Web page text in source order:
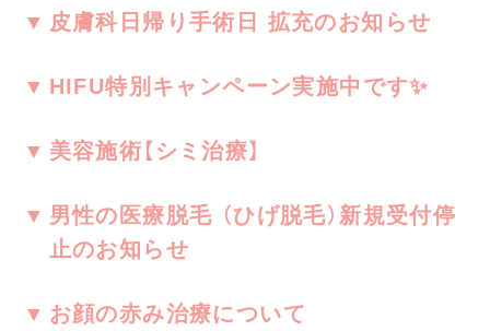
皮膚科日帰り手術日 拡充のお知らせ
HIFU特別キャンペーン実施中です✨
美容施術【シミ治療】
男性の医療脱毛 （ひげ脱毛）新規受付停
止のお知らせ
お顔の赤み治療について